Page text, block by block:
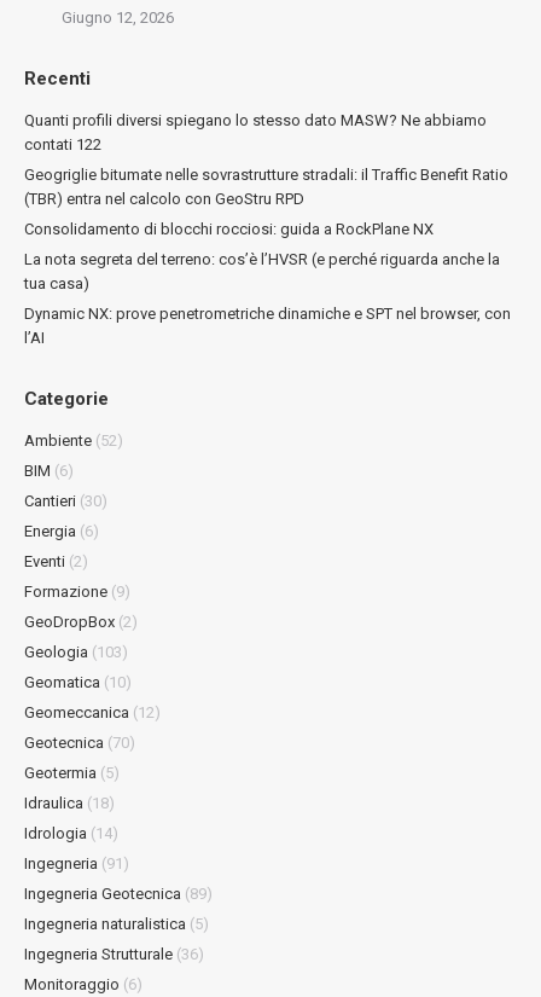
Giugno 12, 2026
Recenti
Quanti profili diversi spiegano lo stesso dato MASW? Ne abbiamo
contati 122
Geogriglie bitumate nelle sovrastrutture stradali: il Traffic Benefit Ratio
(TBR) entra nel calcolo con GeoStru RPD
Consolidamento di blocchi rocciosi: guida a RockPlane NX
La nota segreta del terreno: cos’è l’HVSR (e perché riguarda anche la
tua casa)
Dynamic NX: prove penetrometriche dinamiche e SPT nel browser, con
l’AI
Categorie
Ambiente (52)
BIM (6)
Cantieri (30)
Energia (6)
Eventi (2)
Formazione (9)
GeoDropBox (2)
Geologia (103)
Geomatica (10)
Geomeccanica (12)
Geotecnica (70)
Geotermia (5)
Idraulica (18)
Idrologia (14)
Ingegneria (91)
Ingegneria Geotecnica (89)
Ingegneria naturalistica (5)
Ingegneria Strutturale (36)
Monitoraggio (6)